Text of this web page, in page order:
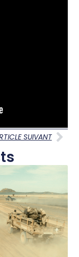
SUIVANT